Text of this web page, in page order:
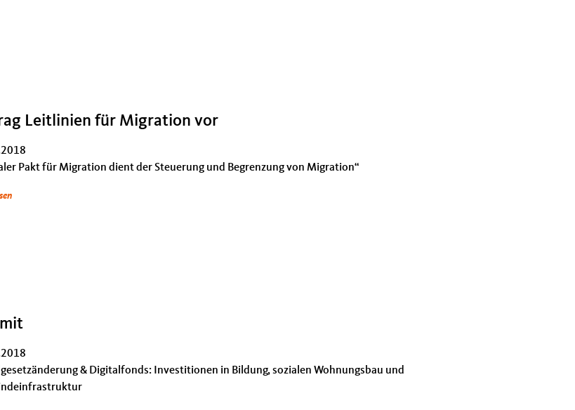
Leitlinien für Migration vor
Pakt für Migration dient der Steuerung und Begrenzung von Migration“
& Digitalfonds: Investitionen in Bildung, sozialen Wohnungsbau und